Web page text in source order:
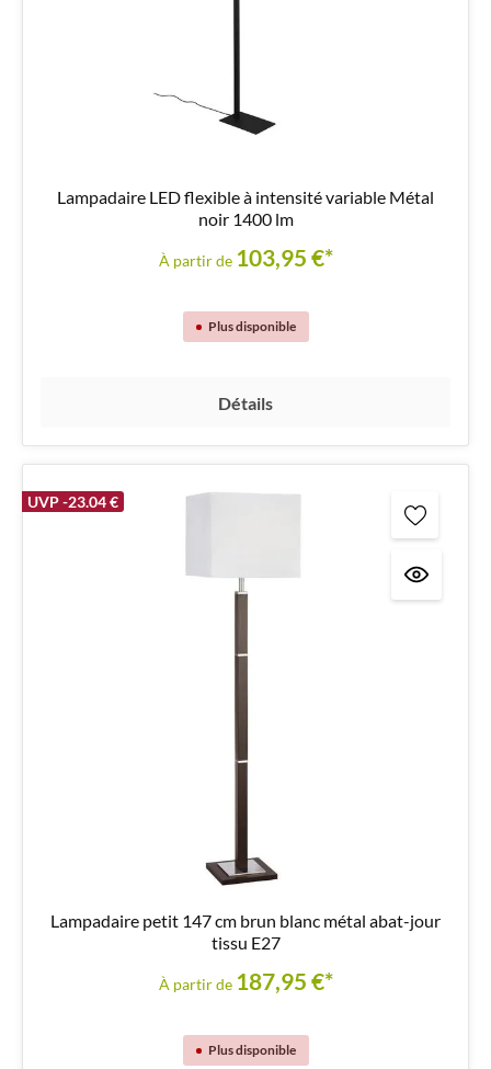
Lampadaire LED flexible à intensité variable Métal
noir 1400 lm
À partir de 103,95 €*
Plus disponible
Détails
UVP -23.04 €
Lampadaire petit 147 cm brun blanc métal abat-jour
tissu E27
À partir de 187,95 €*
Plus disponible